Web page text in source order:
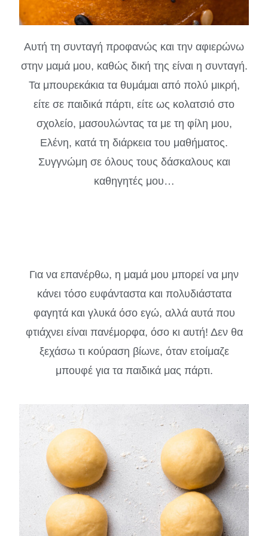
Αυτή τη συνταγή προφανώς και την αφιερώνω
στην μαμά μου, καθώς δική της είναι η συνταγή.
Τα μπουρεκάκια τα θυμάμαι από πολύ μικρή,
είτε σε παιδικά πάρτι, είτε ως κολατσιό στο
σχολείο, μασουλώντας τα με τη φίλη μου,
Ελένη, κατά τη διάρκεια του μαθήματος.
Συγγνώμη σε όλους τους δάσκαλους και
καθηγητές μου…
Για να επανέρθω, η μαμά μου μπορεί να μην
κάνει τόσο ευφάνταστα και πολυδιάστατα
φαγητά και γλυκά όσο εγώ, αλλά αυτά που
φτιάχνει είναι πανέμορφα, όσο κι αυτή! Δεν θα
ξεχάσω τι κούραση βίωνε, όταν ετοίμαζε
μπουφέ για τα παιδικά μας πάρτι.